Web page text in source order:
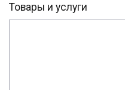
Товары и услуги